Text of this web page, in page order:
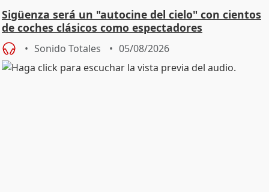
Sigüenza será un "autocine del cielo" con cientos
de coches clásicos como espectadores
Sonido Totales 05/08/2026